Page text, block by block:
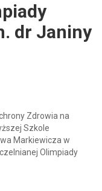
dr Janiny
Zdrowia na
Szkole
Markiewicza w
Olimpiady